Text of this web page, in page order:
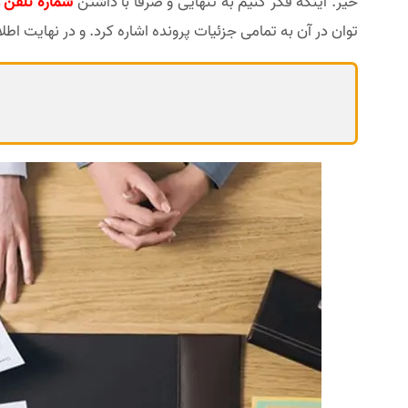
توان در آن به تمامی جزئیات پرونده اشاره کرد. و در